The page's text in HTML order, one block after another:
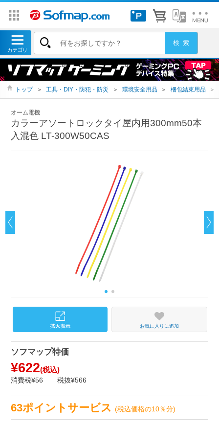
トップ ＞ 工具・DIY・防犯・防災 ＞ 環境安全用品 ＞ 梱包結束用品 ＞
オーム電機
カラーアソートロックタイ屋内用300mm50本
入混色 LT-300W50CAS
お気に入りに追加
ソフマップ特価
¥622(税込)
消費税¥56 税抜¥566
63ポイントサービス(税込価格の10％分)